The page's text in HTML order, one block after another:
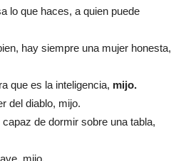
lo que haces, a quien puede
hay siempre una mujer honesta,
que es la inteligencia, mijo.
del diablo, mijo.
de dormir sobre una tabla,